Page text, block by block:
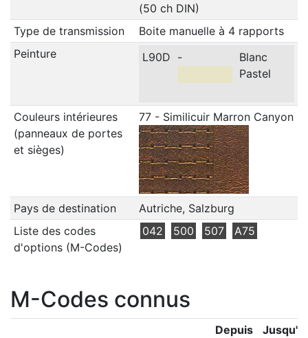
(50 ch DIN)
Type de transmission
Boite manuelle à 4 rapports
Peinture
L90D -
Blanc
Pastel
Couleurs intérieures
(panneaux de portes
et sièges)
77 - Similicuir Marron Canyon
Pays de destination
Autriche, Salzburg
Liste des codes
d'options (M-Codes)
042 500 507 A75
M-Codes connus
Depuis